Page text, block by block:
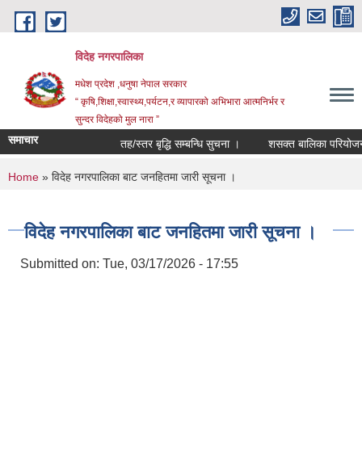
Skip to main content
विदेह नगरपालिका
मधेश प्रदेश ,धनुषा नेपाल सरकार
“ कृषि,शिक्षा,स्वास्थ्य,पर्यटन,र व्यापारको अभिभारा आत्मनिर्भर र
सुन्दर विदेहको मुल नारा ”
समाचार तह/स्तर बृद्धि सम्बन्धि सुचना । शसक्त बालिका
You are here
Home » विदेह नगरपालिका बाट जनहितमा जारी सूचना ।
विदेह नगरपालिका बाट जनहितमा जारी सूचना ।
Submitted on: Tue, 03/17/2026 - 17:55